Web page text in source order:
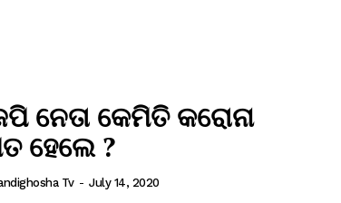
ନେତା କେମିତି କରୋନା
ହେଲେ ?
Tv - July 14, 2020